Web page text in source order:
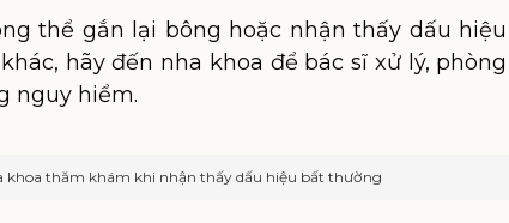
thể gắn lại bông hoặc nhận thấy dấu hiệu
hãy đến nha khoa để bác sĩ xử lý, phòng
nguy hiểm.
khoa thăm khám khi nhận thấy dấu hiệu bất thường